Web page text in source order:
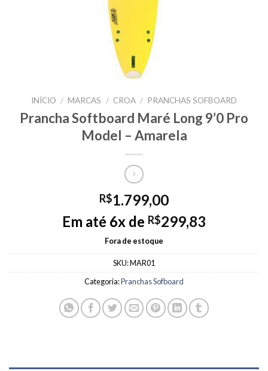
INÍCIO / MARCAS / CROA / PRANCHAS SOFBOARD
Prancha Softboard Maré Long 9’0 Pro
Model – Amarela
R$1.799,00
Em até 6x de R$299,83
Fora de estoque
SKU:MAR01
Categoria:Pranchas Sofboard